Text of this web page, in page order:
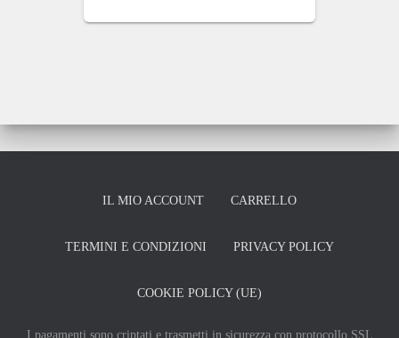
originaleattuale
IL MIO ACCOUNT CARRELLO
TERMINI E CONDIZIONI PRIVACY POLICY
COOKIE POLICY (UE)
I pagamenti sono criptati e trasmetti in sicurezza con protocollo SSL